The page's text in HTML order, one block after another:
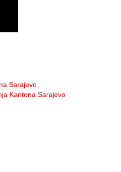
Sarajevo
Kantona Sarajevo